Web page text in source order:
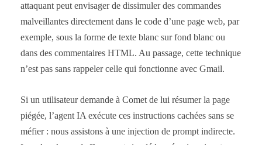
attaquant peut envisager de dissimuler des commandes
malveillantes directement dans le code d’une page web, par
exemple, sous la forme de texte blanc sur fond blanc ou
dans des commentaires HTML. Au passage, cette technique
n’est pas sans rappeler celle qui fonctionne avec Gmail.
Si un utilisateur demande à Comet de lui résumer la page
piégée, l’agent IA exécute ces instructions cachées sans se
méfier : nous assistons à une injection de prompt indirecte.